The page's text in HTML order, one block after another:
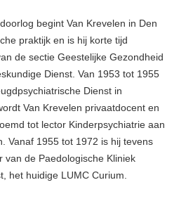
begint Van Krevelen in Den
praktijk en is hij korte tijd
de sectie Geestelijke Gezondheid
Dienst. Van 1953 tot 1955
Dienst in
Van Krevelen privaatdocent en
tot lector Kinderpsychiatrie aan
Vanaf 1955 tot 1972 is hij tevens
van de Paedologische Kliniek
het huidige LUMC Curium.